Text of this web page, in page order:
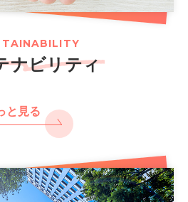
ナビリティ
と見る